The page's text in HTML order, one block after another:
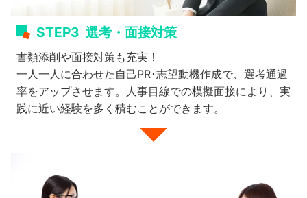
STEP3 選考・面接対策
書類添削や面接対策も充実！
一人一人に合わせた自己PR･志望動機作成で、選考通過
率をアップさせます。人事目線での模擬面接により、実
践に近い経験を多く積むことができます。